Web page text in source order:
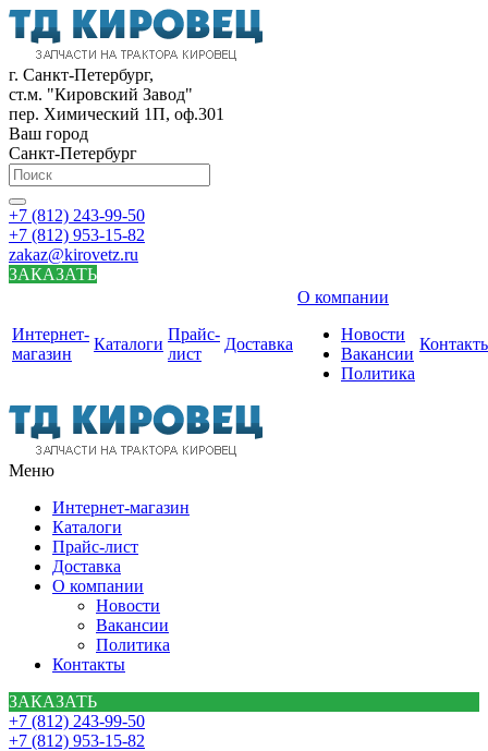
г. Санкт-Петербург,
ст.м. "Кировский Завод"
пер. Химический 1П, оф.301
Ваш город
Санкт-Петербург
+7 (812) 243-99-50
+7 (812) 953-15-82
zakaz@kirovetz.ru
ЗАКАЗАТЬ
Интернет-
магазин
Каталоги
Прайс-
лист
Доставка
О компании
Новости
Вакансии
Политика
Меню
Интернет-магазин
Каталоги
Прайс-лист
Доставка
О компании
Новости
Вакансии
Политика
Контакты
ЗАКАЗАТЬ
+7 (812) 243-99-50
+7 (812) 953-15-82